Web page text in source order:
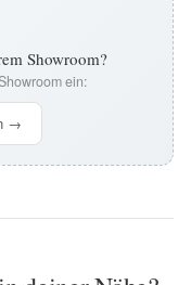
Showroom?
ein:
→